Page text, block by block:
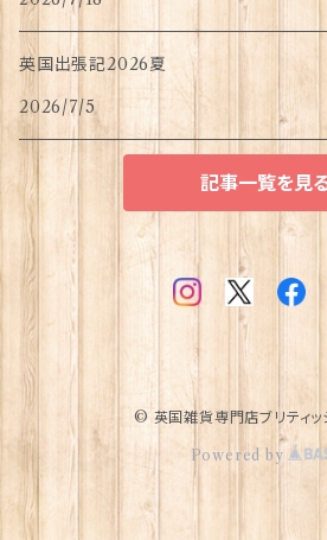
英国出張記2026夏
2026/7/5
記事一覧を見
© 英国雑貨専門店ブリティッ
Powered by